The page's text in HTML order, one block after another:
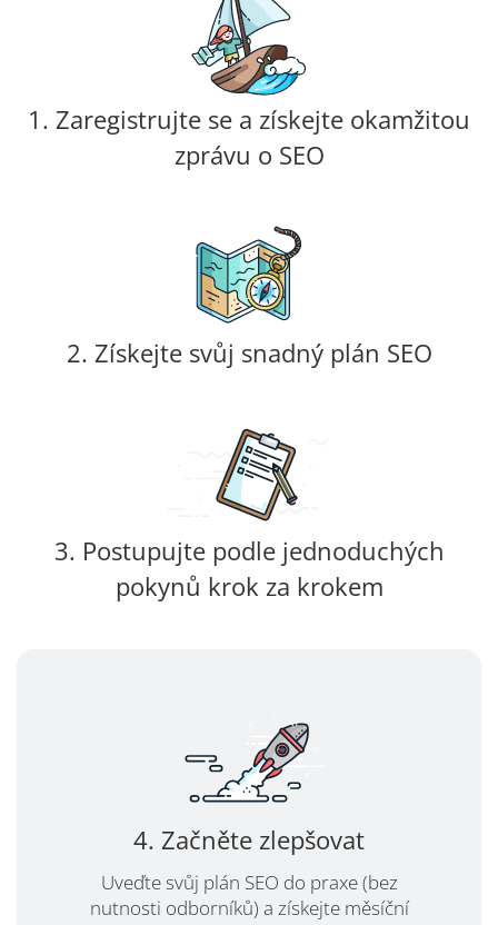
1. Zaregistrujte se a získejte okamžitou
zprávu o SEO
2. Získejte svůj snadný plán SEO
3. Postupujte podle jednoduchých
pokynů krok za krokem
4. Začněte zlepšovat
Uveďte svůj plán SEO do praxe (bez
nutnosti odborníků) a získejte měsíční